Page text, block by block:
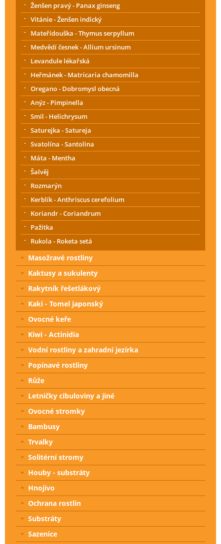
Ženšen pravý - Panax ginseng
Vitánie - Ženšen indický
Mateřídouška - Thymus serpyllum
Medvědí česnek - Allium ursinum
Levandule lékařská
Heřmánek - Matricaria chamomilla
Oregano - Dobromysl obecná
Anýz - Pimpinella
Smil - Helichrysum
Saturejka - Satureja
Svatolína - Santolina
Máta - Mentha
Šalvěj
Rozmarýn
Kerblík - Anthriscus cerefolium
Koriandr - Coriandrum
Pažitka
Rukola - Roketa setá
Masožravé rostliny
Kaktusy a sukulenty
Rakytník řešetlákový
Kaki - Tomel japonský
Ovocné keře
Kiwi - Actinidia
Vodní rostliny a zahradní jezírka
Popínavé rostliny
Růže
Letničky cibuloviny a jiné
Ovocné stromky
Bambusy
Trvalky
Solitérní stromy
Houby - substráty
Hnojivo
Ochrana rostlin
Substráty
Sazenice